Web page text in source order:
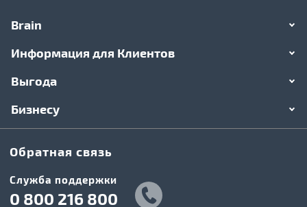
Brain
Информация для Клиентов
Выгода
Бизнесу
Обратная связь
Служба поддержки
0 800 216 800